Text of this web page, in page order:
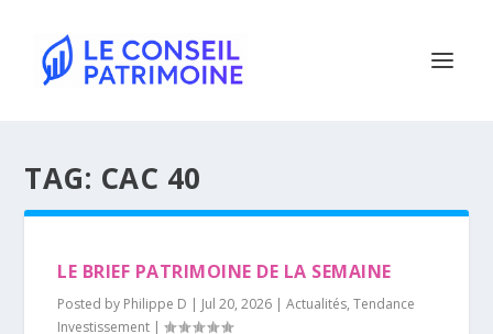
TAG: CAC 40
LE BRIEF PATRIMOINE DE LA SEMAINE
Posted by Philippe D | Jul 20, 2026 |Actualités,Tendance
Investissement |